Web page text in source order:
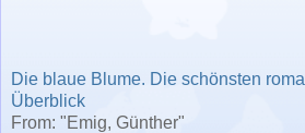
Die blaue Blume. Die schönsten
Überblick
From: "Emig, Günther"